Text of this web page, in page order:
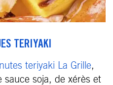
TERIYAKI
teriyaki La Grille,
sauce soja, de xérès et